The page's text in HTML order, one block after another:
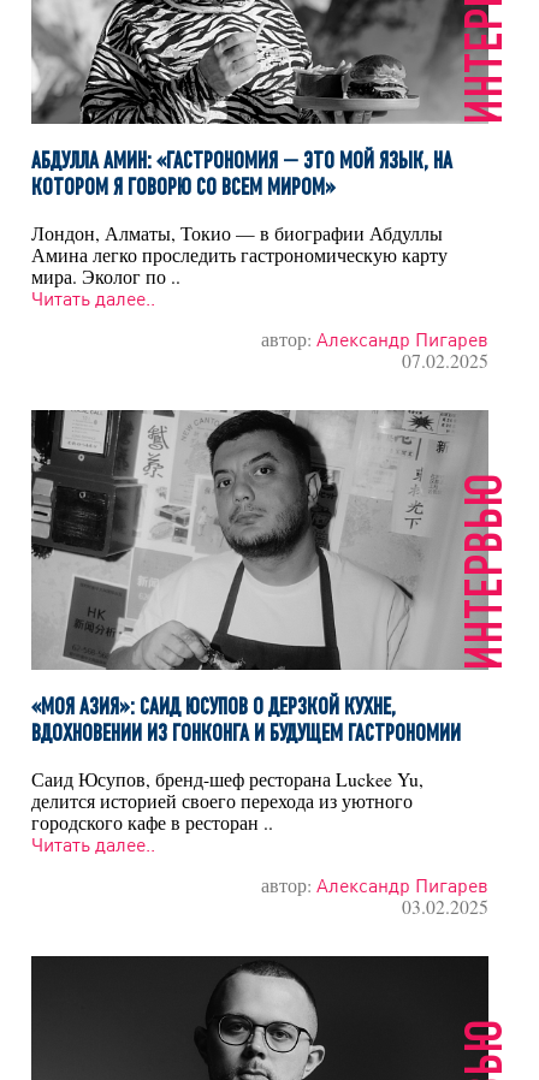
АБДУЛЛА АМИН: «ГАСТРОНОМИЯ — ЭТО МОЙ ЯЗЫК, НА
КОТОРОМ Я ГОВОРЮ СО ВСЕМ МИРОМ»
Лондон, Алматы, Токио — в биографии Абдуллы
Амина легко проследить гастрономическую карту
мира. Эколог по ..
Читать далее..
автор: Александр Пигарев
07.02.2025
«МОЯ АЗИЯ»: САИД ЮСУПОВ О ДЕРЗКОЙ КУХНЕ,
ВДОХНОВЕНИИ ИЗ ГОНКОНГА И БУДУЩЕМ ГАСТРОНОМИИ
Саид Юсупов, бренд-шеф ресторана Luckee Yu,
делится историей своего перехода из уютного
городского кафе в ресторан ..
Читать далее..
автор: Александр Пигарев
03.02.2025
ИНТЕРВЬЮ